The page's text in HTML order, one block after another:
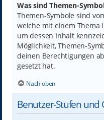
Was sind Themen-
Themen-Symbole sind
welche mit einem Thema
um dessen Inhalt
Möglichkeit, Themen-
deinen Berechtigungen
gesetzt hat.
Nach oben
Benutzer-Stufen und